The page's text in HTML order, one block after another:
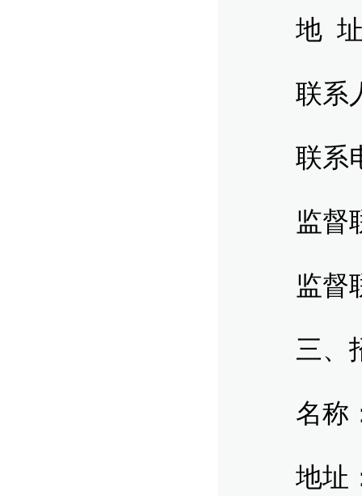
地 址：
联系人
联系电
监督联
监督联
三、招
名称：
地址：